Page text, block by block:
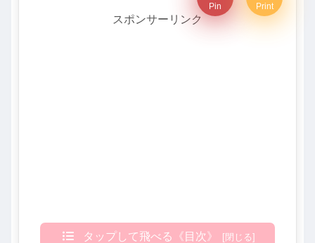
Pin Print
スポンサーリンク
タップして飛べる《目次》